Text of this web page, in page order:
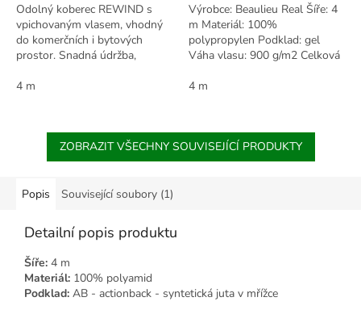
Odolný koberec REWIND s
vpichovaným vlasem, vhodný
do komerčních i bytových
prostor. Snadná údržba,
pro kolečkové židle i schodiště.
4 m
Výrobce: Beaulieu Real Šíře: 4
m Materiál: 100%
polypropylen Podklad: gel
Váha vlasu: 900 g/m2 Celková
3,00 mm Celková výška: 8,00
4 m
ZOBRAZIT VŠECHNY SOUVISEJÍCÍ PRODUKTY
Popis Související soubory (1)
Detailní popis produktu
Šíře: 4 m
Materiál: 100% polyamid
Podklad: AB - actionback - syntetická juta v mřížce